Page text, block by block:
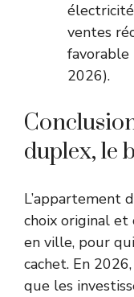
ventes
favorable
2026).
duplex, le
L’appartement
choix original
en ville, pour
cachet. En
que les